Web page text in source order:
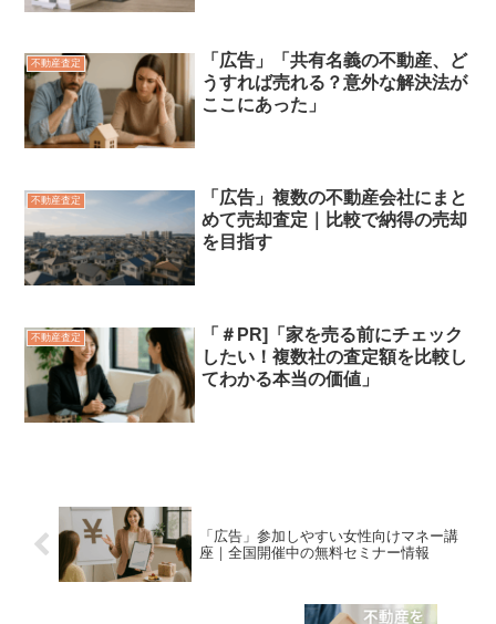
不動産査定
「広告」「共有名義の不動産、ど
うすれば売れる？意外な解決法が
ここにあった」
不動産査定
「広告」複数の不動産会社にまと
めて売却査定｜比較で納得の売却
を目指す
不動産査定
「＃PR]「家を売る前にチェック
したい！複数社の査定額を比較し
てわかる本当の価値」
「広告」参加しやすい女性向けマネー講
座｜全国開催中の無料セミナー情報